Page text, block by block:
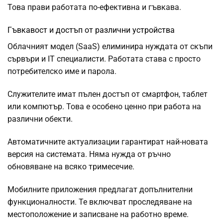
Това прави работата по-ефективна и гъвкава.
Гъвкавост и достъп от различни устройства
Облачният модел (SaaS) елиминира нуждата от скъпи
сървъри и IT специалисти. Работата става с просто
потребителско име и парола.
Служителите имат пълен достъп от смартфон, таблет
или компютър. Това е особено ценно при работа на
различни обекти.
Автоматичните актуализации гарантират най-новата
версия на системата. Няма нужда от ръчно
обновяване на всяко тримесечие.
Мобилните приложения предлагат допълнителни
функционалности. Те включват проследяване на
местоположение и записване на работно време.